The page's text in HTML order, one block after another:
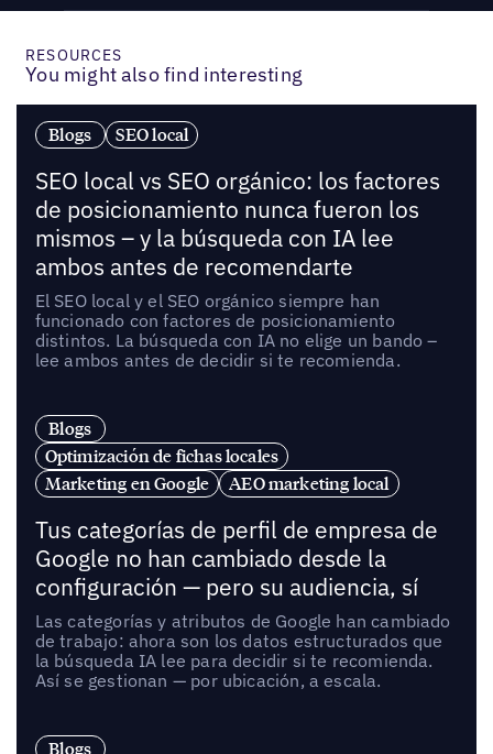
RESOURCES
You might also find interesting
Blogs SEO local
SEO local vs SEO orgánico: los factores
de posicionamiento nunca fueron los
mismos – y la búsqueda con IA lee
ambos antes de recomendarte
El SEO local y el SEO orgánico siempre han
funcionado con factores de posicionamiento
distintos. La búsqueda con IA no elige un bando –
lee ambos antes de decidir si te recomienda.
Blogs
Optimización de fichas locales
Marketing en Google
AEO marketing local
Tus categorías de perfil de empresa de
Google no han cambiado desde la
configuración — pero su audiencia, sí
Las categorías y atributos de Google han cambiado
de trabajo: ahora son los datos estructurados que
la búsqueda IA lee para decidir si te recomienda.
Así se gestionan — por ubicación, a escala.
Blogs